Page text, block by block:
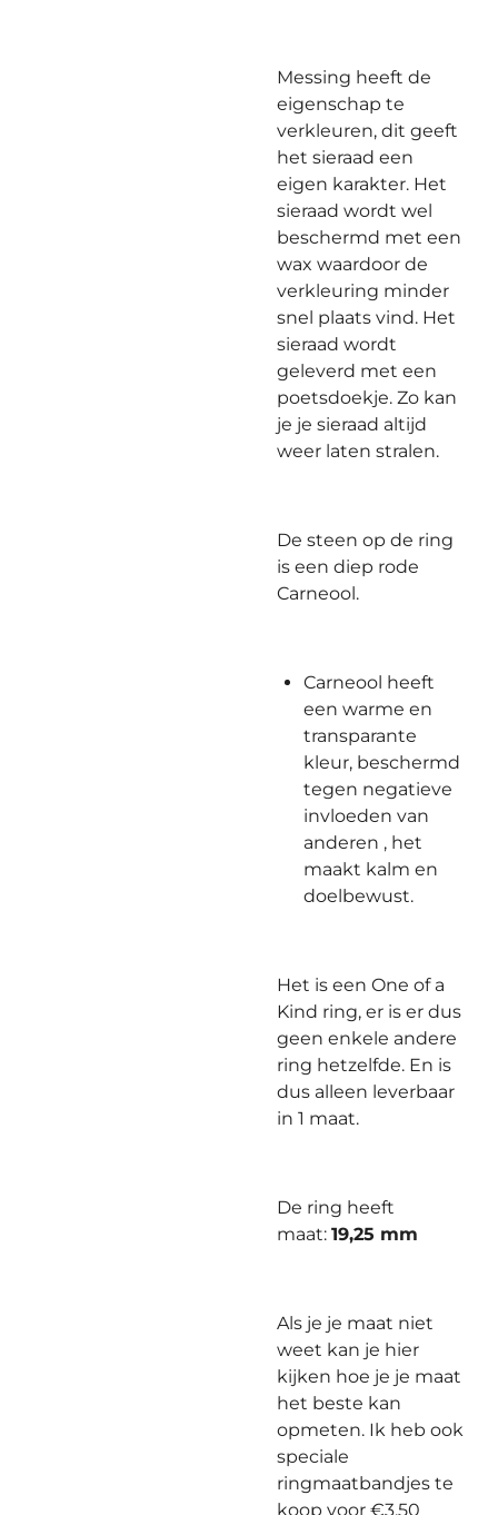
Messing heeft de
eigenschap te
verkleuren, dit geeft
het sieraad een
eigen karakter. Het
sieraad wordt wel
beschermd met een
wax waardoor de
verkleuring minder
snel plaats vind. Het
sieraad wordt
geleverd met een
poetsdoekje. Zo kan
je je sieraad altijd
weer laten stralen.
De steen op de ring
is een diep rode
Carneool.
Carneool heeft
een warme en
transparante
kleur, beschermd
tegen negatieve
invloeden van
anderen , het
maakt kalm en
doelbewust.
Het is een One of a
Kind ring, er is er dus
geen enkele andere
ring hetzelfde. En is
dus alleen leverbaar
in 1 maat.
De ring heeft
maat: 19,25 mm
Als je je maat niet
weet kan je hier
kijken hoe je je maat
het beste kan
opmeten. Ik heb ook
speciale
ringmaatbandjes te
koop voor €3,50